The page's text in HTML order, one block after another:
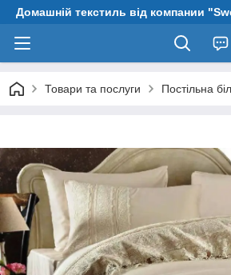
Домашній текстиль від компании
Товари та послуги Постільна